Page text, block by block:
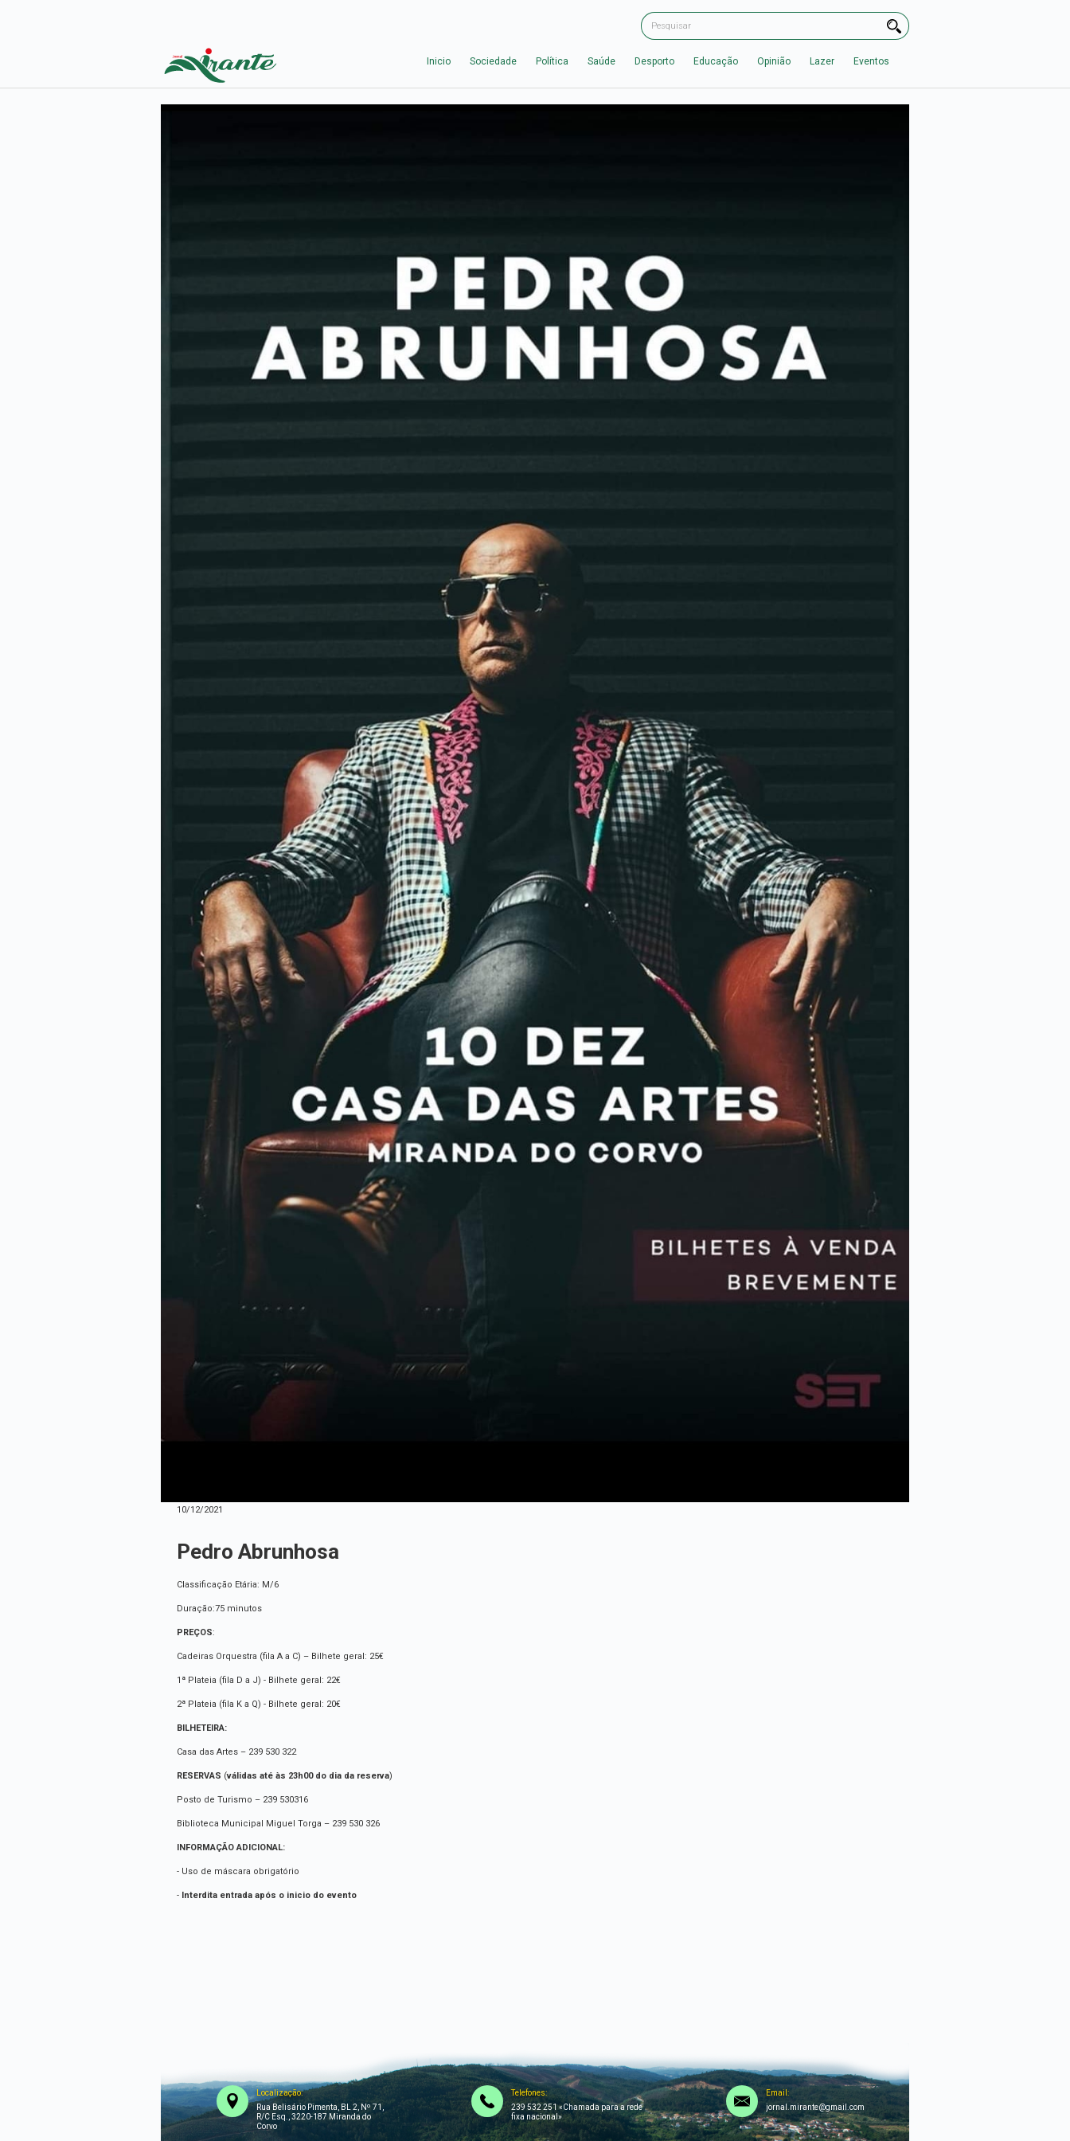
Inicio Sociedade Política Saúde Desporto Educação Opinião Lazer Eventos
10/12/2021
Pedro Abrunhosa
Classificação Etária: M/6
Duração:75 minutos
PREÇOS:
Cadeiras Orquestra (fila A a C) – Bilhete geral: 25€
1ª Plateia (fila D a J) - Bilhete geral: 22€
2ª Plateia (fila K a Q) - Bilhete geral: 20€
BILHETEIRA:
Casa das Artes – 239 530 322
RESERVAS (válidas até às 23h00 do dia da reserva)
Posto de Turismo – 239 530316
Biblioteca Municipal Miguel Torga – 239 530 326
INFORMAÇÃO ADICIONAL:
- Uso de máscara obrigatório
- Interdita entrada após o inicio do evento
Localização:
Rua Belisário Pimenta, BL 2, Nº 71,
R/C Esq., 3220-187 Miranda do
Corvo
Telefones:
239 532 251 «Chamada para a rede
fixa nacional»
Email:
jornal.mirante@gmail.com